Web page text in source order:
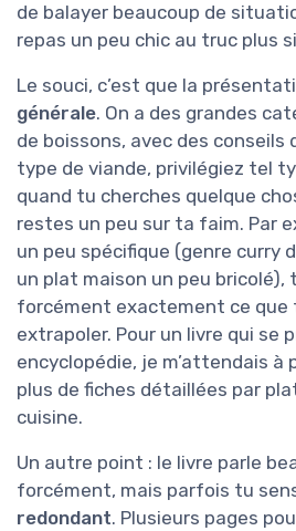
de balayer beaucoup de
repas un peu chic au truc plus
Le souci, c’est que la
générale. On a des grandes
de boissons, avec des conseils
type de viande, privilégiez tel
quand tu cherches quelque
restes un peu sur ta faim. Par
un peu spécifique (genre curry
un plat maison un peu bricolé),
forcément exactement ce que
extrapoler. Pour un livre qui se
encyclopédie, je m’attendais à
plus de fiches détaillées par
cuisine.
Un autre point : le livre parle
forcément, mais parfois tu
redondant. Plusieurs pages